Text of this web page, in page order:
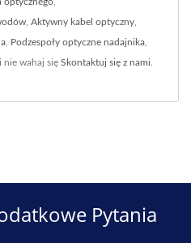
optycznego,
, Aktywny kabel optyczny,
, Podzespoły optyczne nadajnika,
i nie wahaj się Skontaktuj się z nami.
Pytania